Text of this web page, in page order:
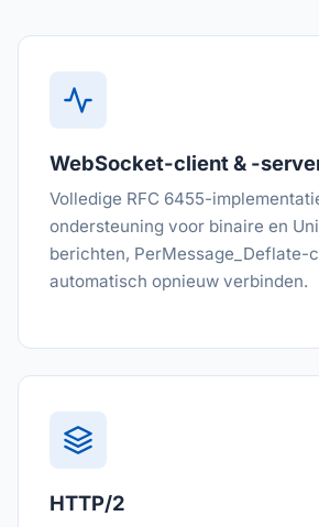
WebSocket-client & -
Volledige RFC 6455-
ondersteuning voor binaire en
berichten, PerMessage_Deflate-
automatisch opnieuw verbinden.
HTTP/2